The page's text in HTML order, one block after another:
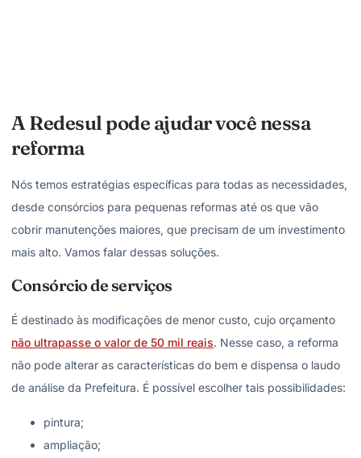
A Redesul pode ajudar você nessa
reforma
Nós temos estratégias específicas para todas as necessidades,
desde consórcios para pequenas reformas até os que vão
cobrir manutenções maiores, que precisam de um investimento
mais alto. Vamos falar dessas soluções.
Consórcio de serviços
É destinado às modificações de menor custo, cujo orçamento
não ultrapasse o valor de 50 mil reais. Nesse caso, a reforma
não pode alterar as características do bem e dispensa o laudo
de análise da Prefeitura. É possível escolher tais possibilidades:
pintura;
ampliação;